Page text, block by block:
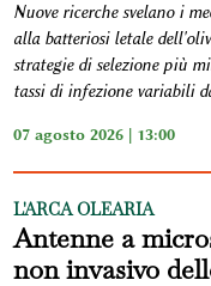
Nuove ricerche svelano i
alla batteriosi letale
strategie di selezione più
tassi di infezione variabili
07 agosto 2026 | 13:00
L'ARCA OLEARIA
Antenne a
non invasivo